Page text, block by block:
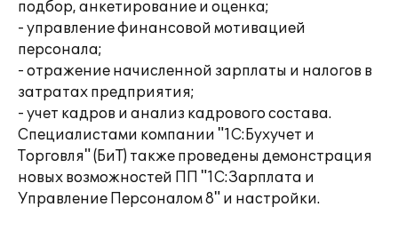
подбор, анкетирование и оценка;
- управление финансовой мотивацией
персонала;
- отражение начисленной зарплаты и налогов в
затратах предприятия;
- учет кадров и анализ кадрового состава.
Специалистами компании "1С:Бухучет и
Торговля" (БиТ) также проведены демонстрация
новых возможностей ПП "1С:Зарплата и
Управление Персоналом 8" и настройки.